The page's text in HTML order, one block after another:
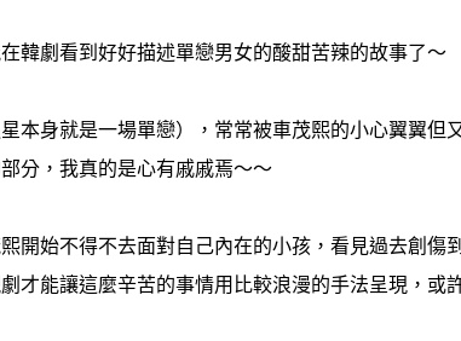
韓劇看到好好描述單戀男女的酸甜苦辣的故事了～
本身就是一場單戀），常常被車茂熙的小心翼翼但
分，我真的是心有戚戚焉～～
開始不得不去面對自己內在的小孩，看見過去創傷
才能讓這麼辛苦的事情用比較浪漫的手法呈現，或